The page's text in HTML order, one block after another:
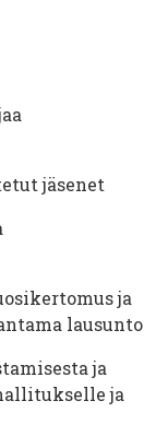
jäsenet
ja
lausunto
ja
ja